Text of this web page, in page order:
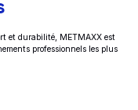
et durabilité, METMAXX est
professionnels les plus